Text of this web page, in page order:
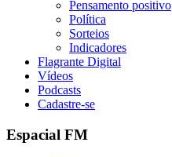
Pensamento positivo
Política
Sorteios
Indicadores
Flagrante Digital
Vídeos
Podcasts
Cadastre-se
Espacial FM